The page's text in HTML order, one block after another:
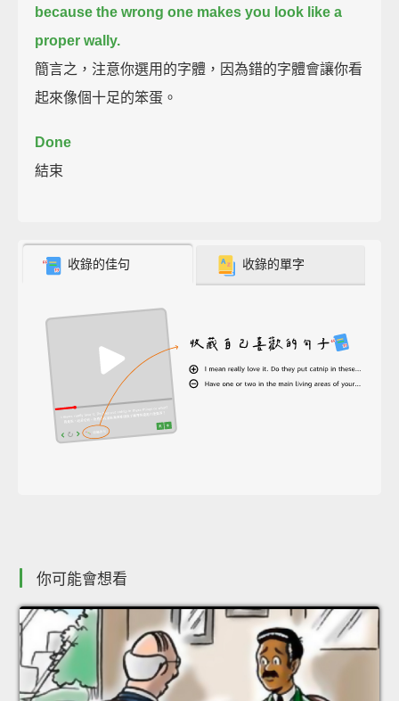
because the wrong one makes you look like a
proper wally.
簡言之，注意你選用的字體，因為錯的字體會讓你看
起來像個十足的笨蛋。
Done
結束
收錄的佳句 收錄的單字
你可能會想看